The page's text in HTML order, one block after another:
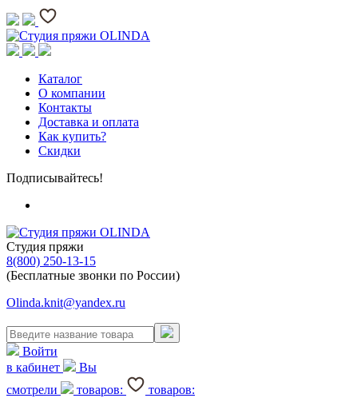
Каталог
О компании
Контакты
Доставка и оплата
Как купить?
Скидки
Подписывайтесь!
Студия пряжи
8(800) 250-13-15
(Бесплатные звонки по России)
Olinda.knit@yandex.ru
Войти
в кабинет
Вы
смотрели
товаров:
товаров: